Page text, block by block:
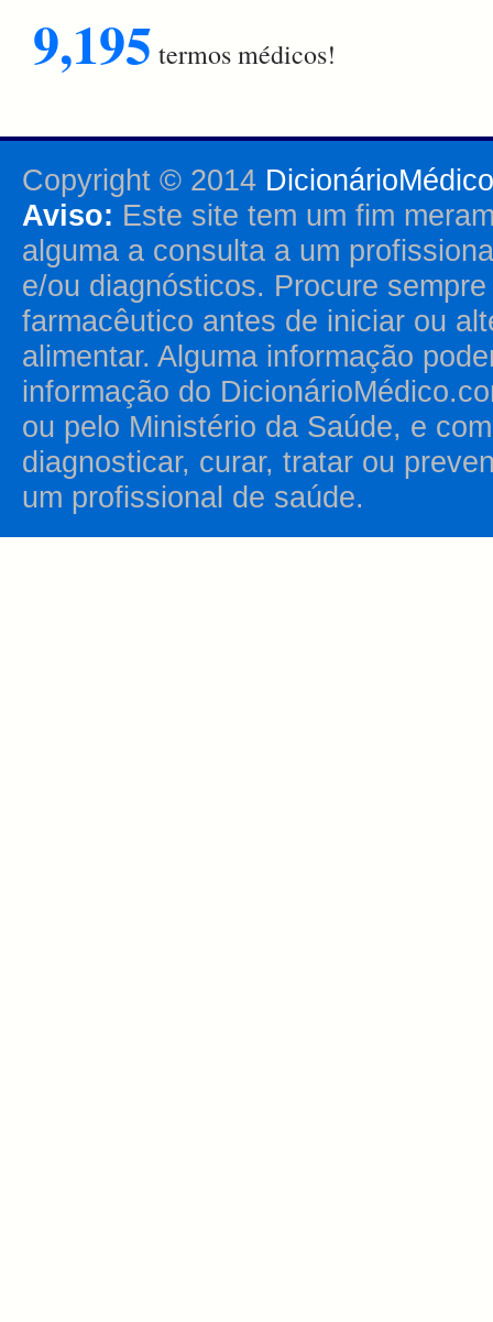
9,195 termos médicos!
Copyright © 2014
Aviso: Este site tem um fim
alguma a consulta a um
e/ou diagnósticos. Procure
farmacêutico antes de iniciar ou
alimentar. Alguma informação
informação do
ou pelo Ministério da Saúde, e
diagnosticar, curar, tratar ou
um profissional de saúde.